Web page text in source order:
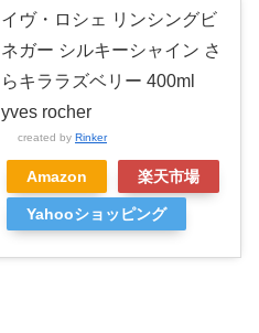
イヴ・ロシェ リンシングビ
ネガー シルキーシャイン さ
らキララズベリー 400ml
yves rocher
created by Rinker
Amazon 楽天市場
Yahooショッピング